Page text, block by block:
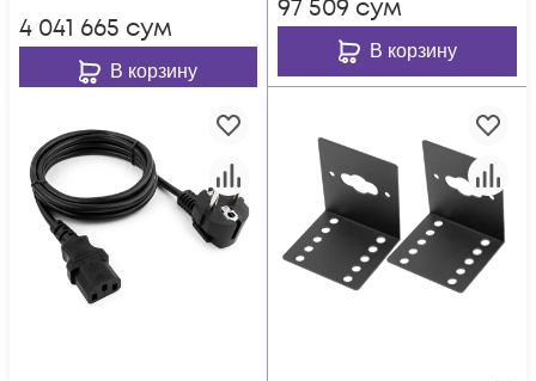
4 041 665 сум
В корзину
97 509 сум
В корзину